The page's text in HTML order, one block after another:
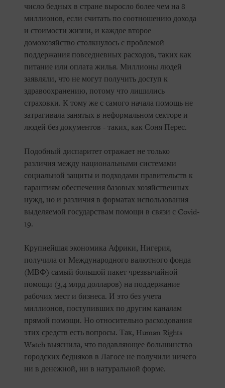
число бедных в стране выросло более чем на 8
миллионов, если считать по соотношению дохода
и стоимости жизни, и каждое второе
домохозяйство столкнулось с проблемой
поддержания повседневных расходов, таких как
питание или оплата жилья. Миллионы людей
заявляли, что не могут получить доступ к
здравоохранению, потому что лишились
страховки. К тому же с самого начала помощь не
затрагивала занятых в неформальном секторе и
людей без документов - таких, как Соня Перес.
Подобный диспаритет отражает не только
различия между национальными системами
социальной защиты и подходами правительств к
гарантиям обеспечения базовых хозяйственных
нужд, но и различия в форматах использования
выделяемой государствам помощи в связи с Covid-
19.
Крупнейшая экономика Африки, Нигерия,
получила от Международного валютного фонда
(МВФ) самый большой пакет чрезвычайной
помощи (3,4 млрд долларов) на поддержание
рабочих мест и бизнеса. И это без учета
миллионов, поступивших по другим каналам
прямой помощи. Но относительно расходования
этих средств есть вопросы. Так, Human Rights
Watch выяснила, что подавляющее большинство
городских бедняков в Лагосе не получили ничего
ни в денежной, ни в натуральной форме.